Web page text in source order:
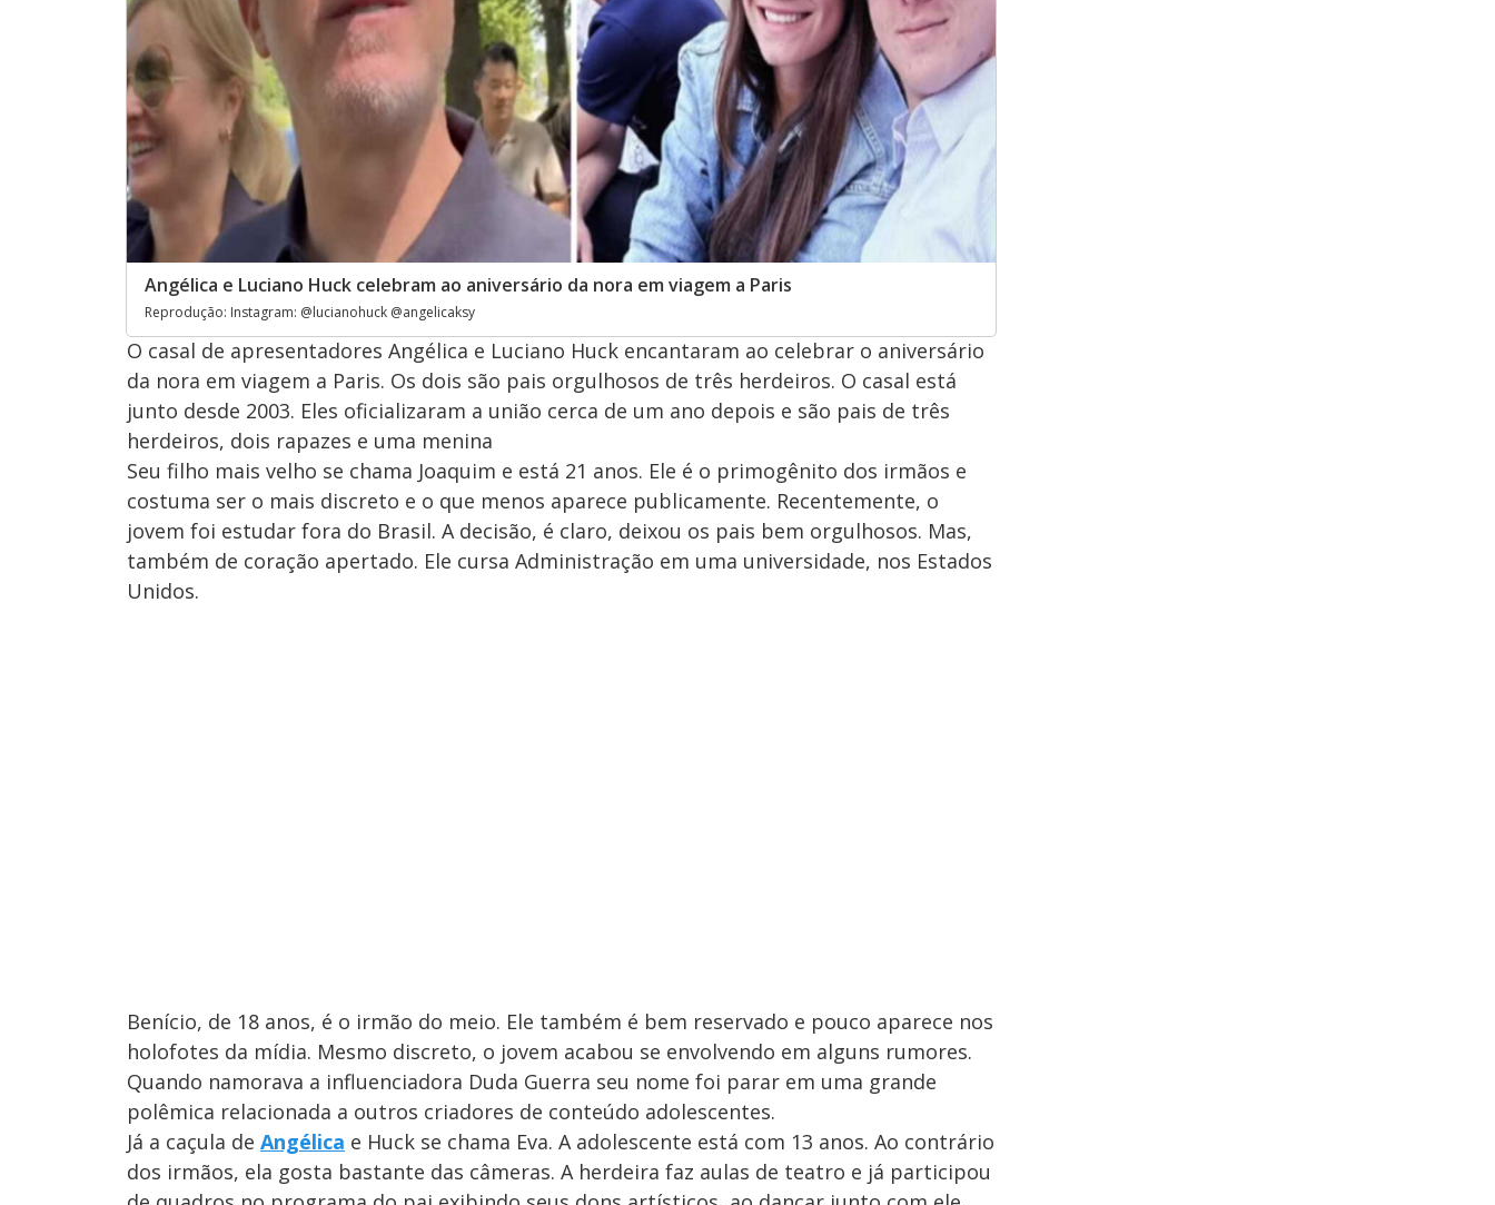
Angélica e Luciano Huck celebram ao aniversário da nora em viagem a Paris
Reprodução: Instagram: @lucianohuck @angelicaksy
O casal de apresentadores Angélica e Luciano Huck encantaram ao celebrar o aniversário
da nora em viagem a Paris. Os dois são pais orgulhosos de três herdeiros. O casal está
junto desde 2003. Eles oficializaram a união cerca de um ano depois e são pais de três
herdeiros, dois rapazes e uma menina
Seu filho mais velho se chama Joaquim e está 21 anos. Ele é o primogênito dos irmãos e
costuma ser o mais discreto e o que menos aparece publicamente. Recentemente, o
jovem foi estudar fora do Brasil. A decisão, é claro, deixou os pais bem orgulhosos. Mas,
também de coração apertado. Ele cursa Administração em uma universidade, nos Estados
Unidos.
Benício, de 18 anos, é o irmão do meio. Ele também é bem reservado e pouco aparece nos
holofotes da mídia. Mesmo discreto, o jovem acabou se envolvendo em alguns rumores.
Quando namorava a influenciadora Duda Guerra seu nome foi parar em uma grande
polêmica relacionada a outros criadores de conteúdo adolescentes.
Já a caçula de Angélica e Huck se chama Eva. A adolescente está com 13 anos. Ao contrário
dos irmãos, ela gosta bastante das câmeras. A herdeira faz aulas de teatro e já participou